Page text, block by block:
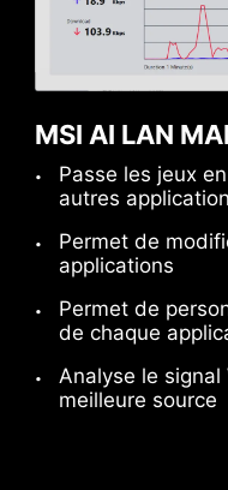
MSI AI LAN
Passe les jeux
autres
Permet de
applications
Permet de
de chaque
Analyse le
meilleure source
pensez à vous